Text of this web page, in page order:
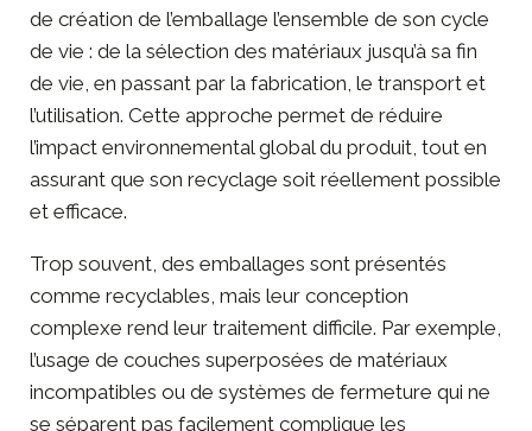
de création de l’emballage l’ensemble de son cycle
de vie : de la sélection des matériaux jusqu’à sa fin
de vie, en passant par la fabrication, le transport et
l’utilisation. Cette approche permet de réduire
l’impact environnemental global du produit, tout en
assurant que son recyclage soit réellement possible
et efficace.
Trop souvent, des emballages sont présentés
comme recyclables, mais leur conception
complexe rend leur traitement difficile. Par exemple,
l’usage de couches superposées de matériaux
incompatibles ou de systèmes de fermeture qui ne
se séparent pas facilement complique les